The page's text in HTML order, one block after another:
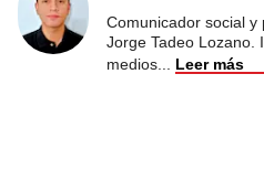
Comunicador social y
Jorge Tadeo Lozano.
medios
Leer más